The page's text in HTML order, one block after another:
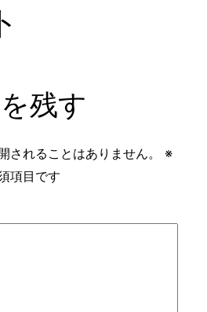
残す
されることはありません。
※
項目です